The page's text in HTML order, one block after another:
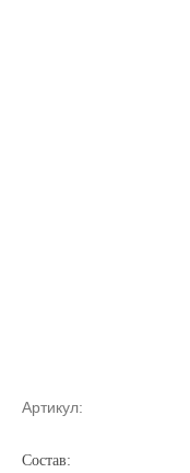
Артикул:
Состав: